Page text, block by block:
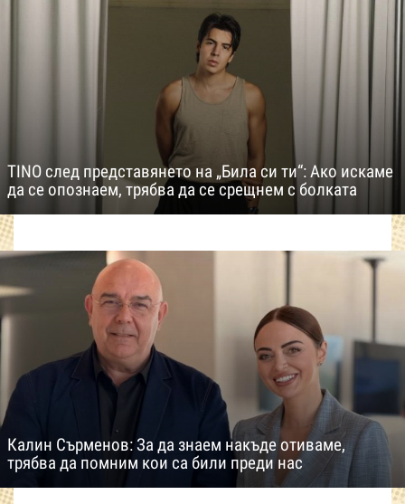
TINO след представянето на „Била си ти“: Ако искаме
да се опознаем, трябва да се срещнем с болката
Калин Сърменов: За да знаем накъде отиваме,
трябва да помним кои са били преди нас